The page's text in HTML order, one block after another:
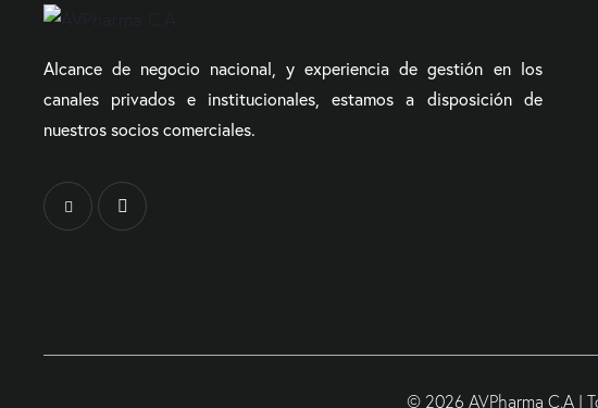
Alcance de negocio nacional, y experiencia de gestión en los
canales privados e institucionales, estamos a disposición de
nuestros socios comerciales.
© 2026 AVPharma C.A |